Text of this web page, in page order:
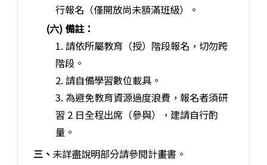
行報名（僅開放尚未額滿班級）。
(六) 備註：
1. 請依所屬教育（授）階段報名，切勿跨
階段。
2. 請自備學習數位載具。
3. 為避免教育資源過度浪費，報名者須研
習 2 日全程出席（參與），建請自行酌
量。
三、 未詳盡說明部分請參閱計畫書。